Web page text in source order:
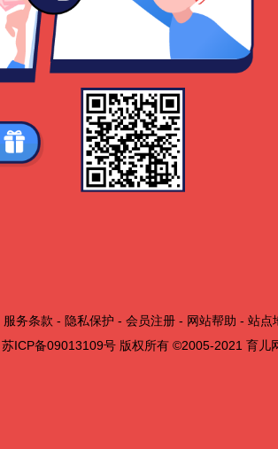
服务条款 - 隐私保护 - 会员注册 - 网站帮助 - 站点
苏ICP备09013109号版权所有 ©2005-2021 育儿